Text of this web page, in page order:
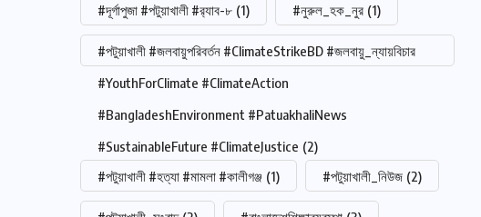
#দূর্গাপুজা #পটুয়াখালী #র‍্যাব-৮ (1) #নুরুল_হক_নুর (1)
#পটুয়াখালী #জলবায়ুপরিবর্তন #ClimateStrikeBD #জলবায়ু_ন্যায়বিচার
#YouthForClimate #ClimateAction
#BangladeshEnvironment #PatuakhaliNews
#SustainableFuture #ClimateJustice (2)
#পটুয়াখালী #হত্যা #মামলা #কালীগঞ্জ (1) #পটুয়াখালী_নিউজ (2)